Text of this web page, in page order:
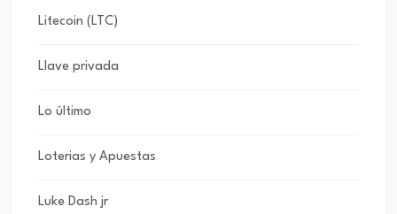
Litecoin (LTC)
Llave privada
Lo último
Loterias y Apuestas
Luke Dash jr